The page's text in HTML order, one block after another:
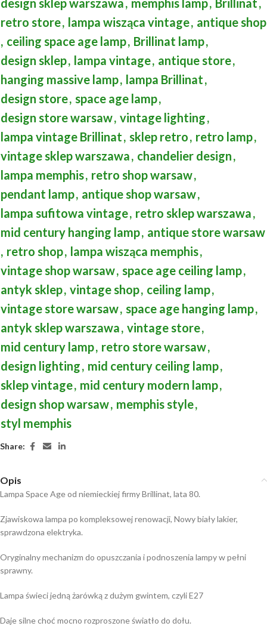
design sklep warszawa, memphis lamp, Brillinat,
retro store, lampa wisząca vintage, antique shop
, ceiling space age lamp, Brillinat lamp,
design sklep, lampa vintage, antique store,
hanging massive lamp, lampa Brillinat,
design store, space age lamp,
design store warsaw, vintage lighting,
lampa vintage Brillinat, sklep retro, retro lamp,
vintage sklep warszawa, chandelier design,
lampa memphis, retro shop warsaw,
pendant lamp, antique shop warsaw,
lampa sufitowa vintage, retro sklep warszawa,
mid century hanging lamp, antique store warsaw
, retro shop, lampa wisząca memphis,
vintage shop warsaw, space age ceiling lamp,
antyk sklep, vintage shop, ceiling lamp,
vintage store warsaw, space age hanging lamp,
antyk sklep warszawa, vintage store,
mid century lamp, retro store warsaw,
design lighting, mid century ceiling lamp,
sklep vintage, mid century modern lamp,
design shop warsaw, memphis style,
styl memphis
Share:
Opis
Lampa Space Age od niemieckiej firmy Brillinat, lata 80.
Zjawiskowa lampa po kompleksowej renowacji, Nowy biały lakier,
sprawdzona elektryka.
Oryginalny mechanizm do opuszczania i podnoszenia lampy w pełni
sprawny.
Lampa świeci jedną żarówką z dużym gwintem, czyli E27
Daje silne choć mocno rozproszone światło do dołu.